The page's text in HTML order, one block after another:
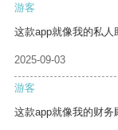
游客
这款app就像我的私人
2025-09-03
游客
这款app就像我的财务